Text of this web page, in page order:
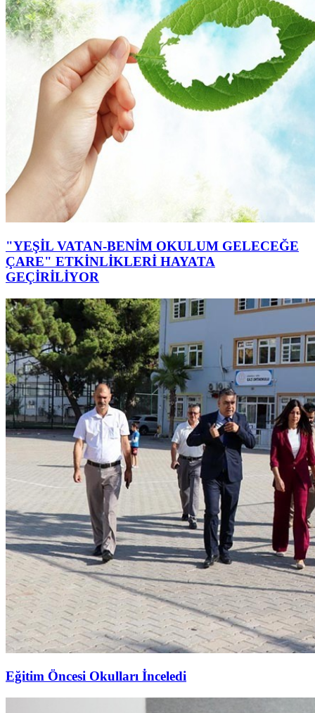
"YEŞİL VATAN-BENİM OKULUM GELECEĞE
ÇARE" ETKİNLİKLERİ HAYATA
GEÇİRİLİYOR
Eğitim Öncesi Okulları İnceledi